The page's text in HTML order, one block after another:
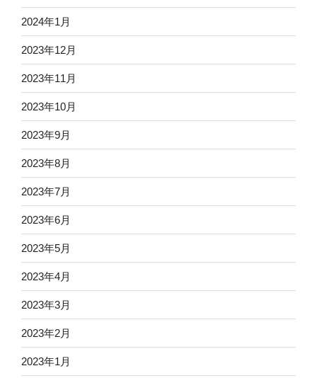
2024年1月
2023年12月
2023年11月
2023年10月
2023年9月
2023年8月
2023年7月
2023年6月
2023年5月
2023年4月
2023年3月
2023年2月
2023年1月